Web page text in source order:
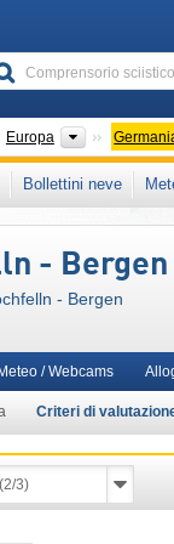
Europa Continenti
sciistico è presente
Unione Europea
Bollettini neve
- Bergen
- Bergen
Criteri di
/ Webcams